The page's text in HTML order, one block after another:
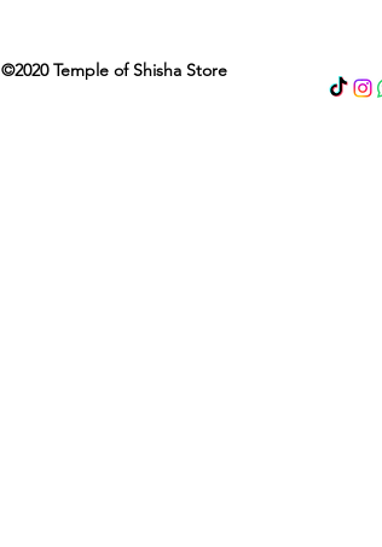
©2020 Temple of Shisha Store